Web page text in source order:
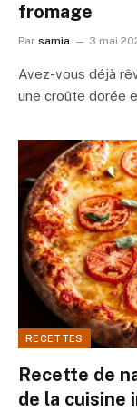
fromage
Par samia 3 mai
Avez-vous déjà
une croûte dorée
RECETTES
Recette de
de la cuisine